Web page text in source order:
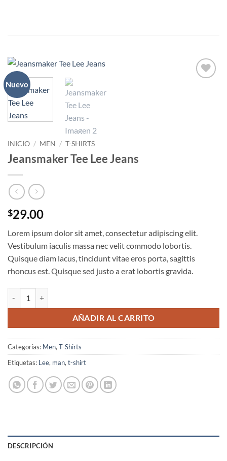
Nuevo
INICIO / MEN / T-SHIRTS
Jeansmaker Tee Lee Jeans
$29.00
Lorem ipsum dolor sit amet, consectetur adipiscing elit.
Vestibulum iaculis massa nec velit commodo lobortis.
Quisque diam lacus, tincidunt vitae eros porta, sagittis
rhoncus est. Quisque sed justo a erat lobortis gravida.
AÑADIR AL CARRITO
Categorías: Men, T-Shirts
Etiquetas: Lee, man, t-shirt
DESCRIPCIÓN